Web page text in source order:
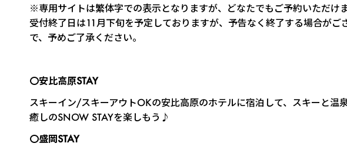
※専用サイトは繁体字での表示となりますが、どなたでもご予約いただけ
受付終了日は11月下旬を予定しておりますが、予告なく終了する場合がご
で、予めご了承ください。
〇安比高原STAY
スキーイン/スキーアウトOKの安比高原のホテルに宿泊して、スキーと温
癒しのSNOW STAYを楽しもう♪
〇盛岡STAY